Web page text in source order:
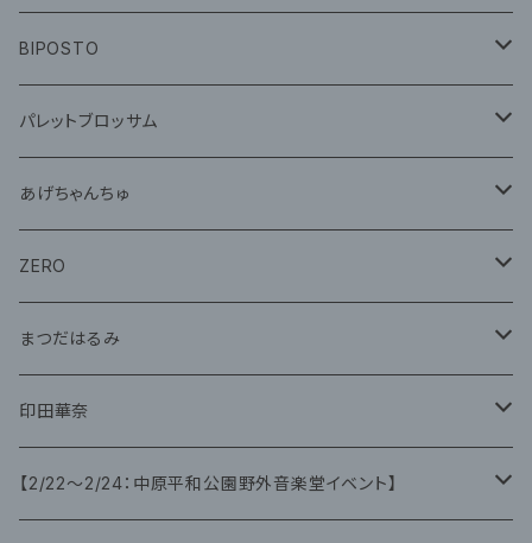
CD
グッズ
BIPOSTO
グッズ
パレットブロッサム
CD
グッズ
あげちゃんちゅ
グッズ
ZERO
グッズ
CD
まつだはるみ
CD
グッズ
印田華奈
グッズ
【2/22〜2/24：中原平和公園野外音楽堂イベント】